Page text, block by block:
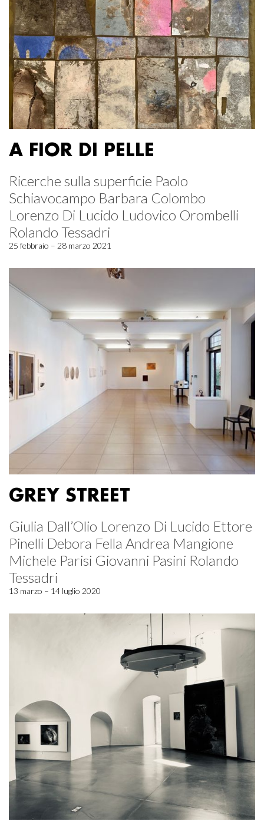
A FIOR DI PELLE
Ricerche sulla superficie Paolo
Schiavocampo Barbara Colombo
Lorenzo Di Lucido Ludovico Orombelli
Rolando Tessadri
25 febbraio – 28 marzo 2021
GREY STREET
Giulia Dall’Olio Lorenzo Di Lucido Ettore
Pinelli Debora Fella Andrea Mangione
Michele Parisi Giovanni Pasini Rolando
Tessadri
13 marzo – 14 luglio 2020